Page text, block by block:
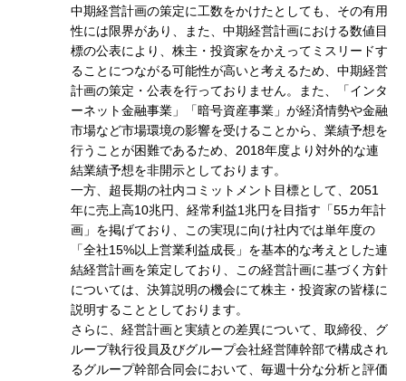
中期経営計画の策定に工数をかけたとしても、その有用
性には限界があり、また、中期経営計画における数値目
標の公表により、株主・投資家をかえってミスリードす
ることにつながる可能性が高いと考えるため、中期経営
計画の策定・公表を行っておりません。また、「インタ
ーネット金融事業」「暗号資産事業」が経済情勢や金融
市場など市場環境の影響を受けることから、業績予想を
行うことが困難であるため、2018年度より対外的な連
結業績予想を非開示としております。
一方、超長期の社内コミットメント目標として、2051
年に売上高10兆円、経常利益1兆円を目指す「55カ年計
画」を掲げており、この実現に向け社内では単年度の
「全社15%以上営業利益成長」を基本的な考えとした連
結経営計画を策定しており、この経営計画に基づく方針
については、決算説明の機会にて株主・投資家の皆様に
説明することとしております。
さらに、経営計画と実績との差異について、取締役、グ
ループ執行役員及びグループ会社経営陣幹部で構成され
るグループ幹部合同会において、毎週十分な分析と評価